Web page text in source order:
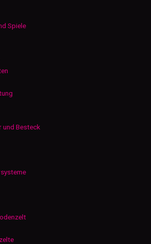
Spiele
und Besteck